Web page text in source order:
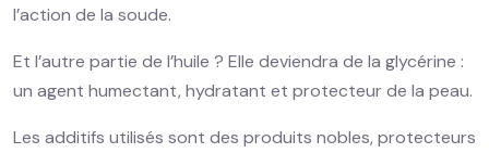
l’action de la soude.
Et l’autre partie de l’huile ? Elle deviendra de la glycérine :
un agent humectant, hydratant et protecteur de la peau.
Les additifs utilisés sont des produits nobles, protecteurs